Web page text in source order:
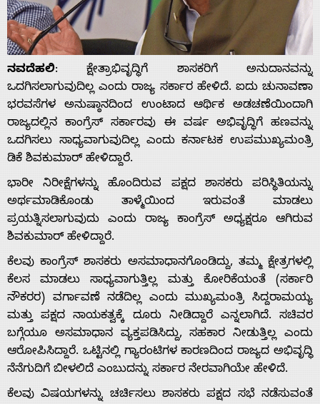
Home
About
Us
ನವದೆಹಲಿ: ಕ್ಷೇತ್ರಾಭಿವೃದ್ಧಿಗೆ ಶಾಸಕರಿಗೆ ಅನುದಾನವನ್ನು
ಒದಗಿಸಲಾಗುವುದಿಲ್ಲ ಎಂದು ರಾಜ್ಯ ಸರ್ಕಾರ ಹೇಳಿದೆ. ಐದು ಚುನಾವಣಾ
ಭರವಸೆಗಳ ಅನುಷ್ಠಾನದಿಂದ ಉಂಟಾದ ಆರ್ಥಿಕ ಅಡಚಣೆಯಿಂದಾಗಿ
ರಾಜ್ಯದಲ್ಲಿನ ಕಾಂಗ್ರೆಸ್ ಸರ್ಕಾರವು ಈ ವರ್ಷ ಅಭಿವೃದ್ಧಿಗೆ ಹಣವನ್ನು
ಒದಗಿಸಲು ಸಾಧ್ಯವಾಗುವುದಿಲ್ಲ ಎಂದು ಕರ್ನಾಟಕ ಉಪಮುಖ್ಯಮಂತ್ರಿ
ಡಿಕೆ ಶಿವಕುಮಾರ್ ಹೇಳಿದ್ದಾರೆ.
ಭಾರೀ ನಿರೀಕ್ಷೆಗಳನ್ನು ಹೊಂದಿರುವ ಪಕ್ಷದ ಶಾಸಕರು ಪರಿಸ್ಥಿತಿಯನ್ನು
ಅರ್ಥಮಾಡಿಕೊಂಡು ತಾಳ್ಮೆಯಿಂದ ಇರುವಂತೆ ಮಾಡಲು
ಪ್ರಯತ್ನಿಸಲಾಗುವುದು ಎಂದು ರಾಜ್ಯ ಕಾಂಗ್ರೆಸ್ ಅಧ್ಯಕ್ಷರೂ ಆಗಿರುವ
ಶಿವಕುಮಾರ್ ಹೇಳಿದ್ದಾರೆ.
ಕೆಲವು ಕಾಂಗ್ರೆಸ್ ಶಾಸಕರು ಅಸಮಾಧಾನಗೊಂಡಿದ್ದು, ತಮ್ಮ ಕ್ಷೇತ್ರಗಳಲ್ಲಿ
ಕೆಲಸ ಮಾಡಲು ಸಾಧ್ಯವಾಗುತ್ತಿಲ್ಲ ಮತ್ತು ಕೋರಿಕೆಯಂತೆ (ಸರ್ಕಾರಿ
ನೌಕರರ) ವರ್ಗಾವಣೆ ನಡೆದಿಲ್ಲ ಎಂದು ಮುಖ್ಯಮಂತ್ರಿ ಸಿದ್ದರಾಮಯ್ಯ
ಮತ್ತು ಪಕ್ಷದ ನಾಯಕತ್ವಕ್ಕೆ ದೂರು ನೀಡಿದ್ದಾರೆ ಎನ್ನಲಾಗಿದೆ. ಸಚಿವರ
ಬಗ್ಗೆಯೂ ಅಸಮಾಧಾನ ವ್ಯಕ್ತಪಡಿಸಿದ್ದು, ಸಹಕಾರ ನೀಡುತ್ತಿಲ್ಲ ಎಂದು
ಆರೋಪಿಸಿದ್ದಾರೆ. ಒಟ್ಟಿನಲ್ಲಿ ಗ್ಯಾರಂಟಿಗಳ ಕಾರಣದಿಂದ ರಾಜ್ಯದ ಅಭಿವೃದ್ಧಿ
ನೆನೆಗುದಿಗೆ ಬೀಳಲಿದೆ ಎಂಬುದನ್ನು ಸರ್ಕಾರ ನೇರವಾಗಿಯೇ ಹೇಳಿದೆ.
ಕೆಲವು ವಿಷಯಗಳನ್ನು ಚರ್ಚಿಸಲು ಶಾಸಕರು ಪಕ್ಷದ ಸಭೆ ನಡೆಸುವಂತೆ